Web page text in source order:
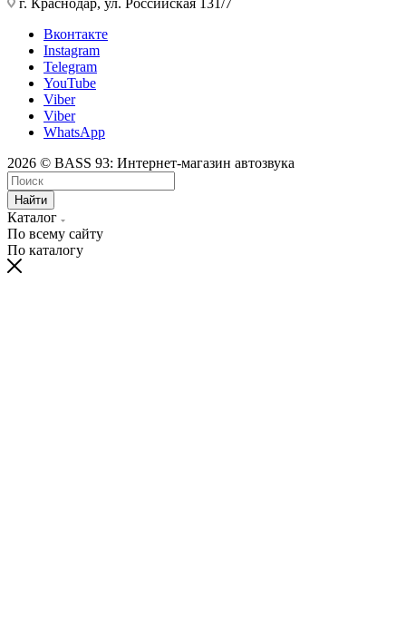
г. Краснодар, ул. Российская 131/7
Вконтакте
Instagram
Telegram
YouTube
Viber
Viber
WhatsApp
2026 © BASS 93: Интернет-магазин автозвука
Найти
Каталог
По всему сайту
По каталогу